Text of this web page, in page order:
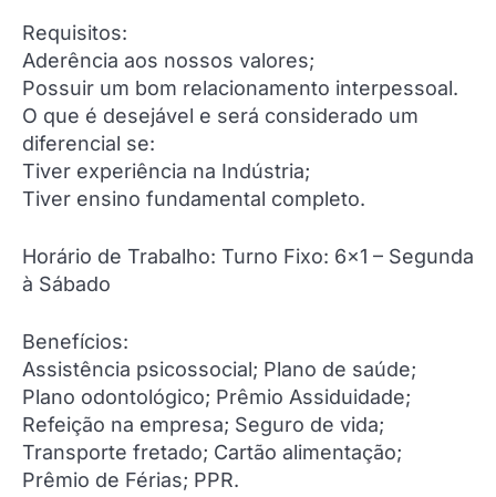
Requisitos:
Aderência aos nossos valores;
Possuir um bom relacionamento interpessoal.
O que é desejável e será considerado um
diferencial se:
Tiver experiência na Indústria;
Tiver ensino fundamental completo.
Horário de Trabalho: Turno Fixo: 6×1 – Segunda
à Sábado
Benefícios:
Assistência psicossocial; Plano de saúde;
Plano odontológico; Prêmio Assiduidade;
Refeição na empresa; Seguro de vida;
Transporte fretado; Cartão alimentação;
Prêmio de Férias; PPR.